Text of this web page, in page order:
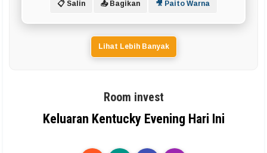
📋 Salin 📤 Bagikan 🎥 Paito Warna
Lihat Lebih Banyak
Room invest
Keluaran Kentucky Evening Hari Ini